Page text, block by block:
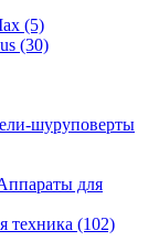
(5)
(30)
шуруповерты
для
техника (102)